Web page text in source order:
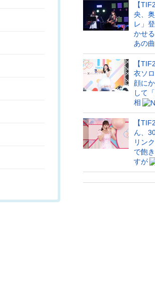
【
央、
レ」
かせ
あの
【
衣ソ
顔に
して
相
【
ん、
リン
で飽
すが